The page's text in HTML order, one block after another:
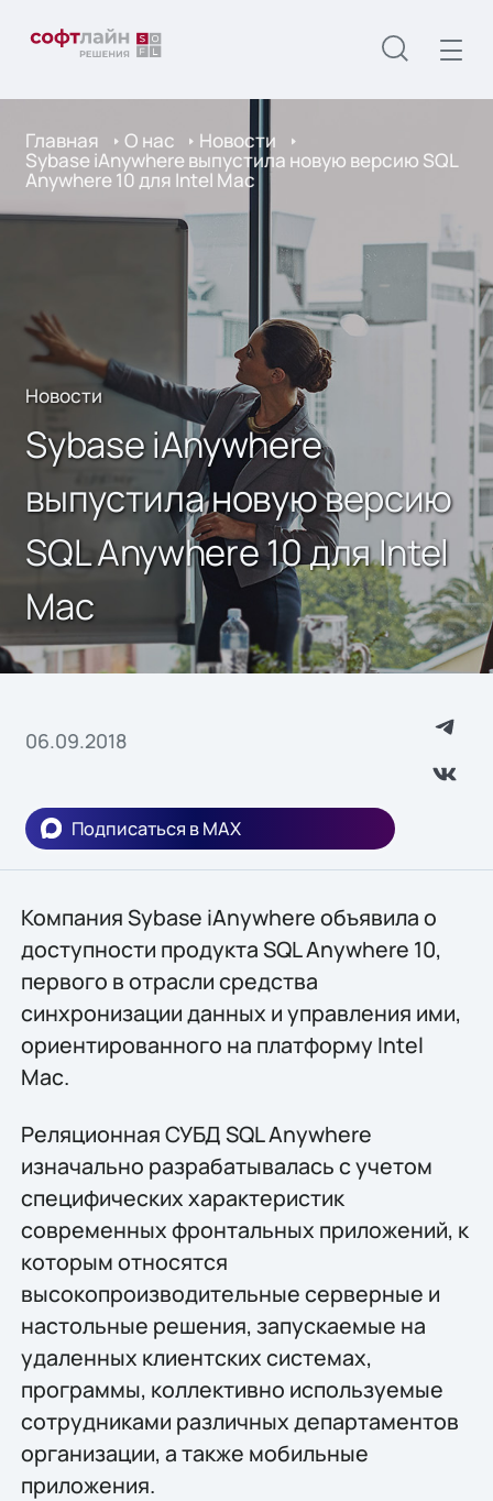
Главная О нас Новости
Sybase iAnywhere выпустила новую версию SQL
Anywhere 10 для Intel Mac
Новости
Sybase iAnywhere
выпустила новую версию
SQL Anywhere 10 для Intel
Mac
06.09.2018
Подписаться в MAX
Компания Sybase iAnywhere объявила о
доступности продукта SQL Anywhere 10,
первого в отрасли средства
синхронизации данных и управления ими,
ориентированного на платформу Intel
Mac.
Реляционная СУБД SQL Anywhere
изначально разрабатывалась с учетом
специфических характеристик
современных фронтальных приложений, к
которым относятся
высокопроизводительные серверные и
настольные решения, запускаемые на
удаленных клиентских системах,
программы, коллективно используемые
сотрудниками различных департаментов
организации, а также мобильные
приложения.